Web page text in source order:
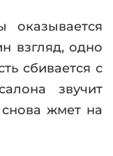
взгляд, одно
сбивается с
звучит
жмет на